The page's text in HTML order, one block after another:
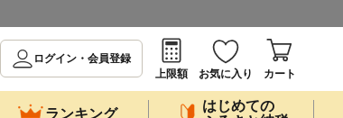
ログイン・会員登録
上限額
お気に入り カート
ランキング
はじめての